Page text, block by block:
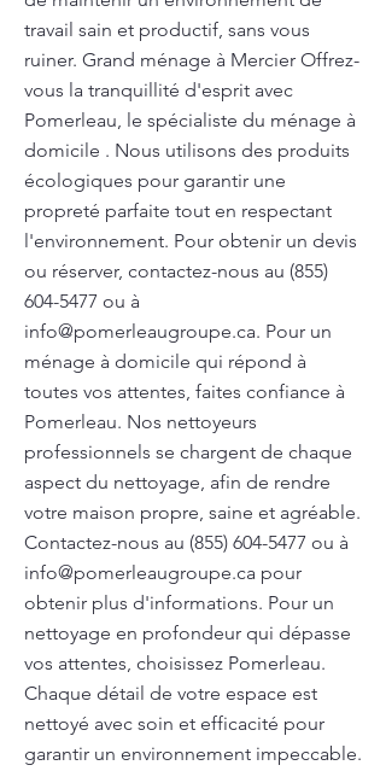
travail sain et productif, sans vous
ruiner. Grand ménage à Mercier Offrez-
vous la tranquillité d'esprit avec
Pomerleau, le spécialiste du ménage à
domicile . Nous utilisons des produits
écologiques pour garantir une
propreté parfaite tout en respectant
l'environnement. Pour obtenir un devis
ou réserver, contactez-nous au (855)
604-5477 ou à
info@pomerleaugroupe.ca. Pour un
ménage à domicile qui répond à
toutes vos attentes, faites confiance à
Pomerleau. Nos nettoyeurs
professionnels se chargent de chaque
aspect du nettoyage, afin de rendre
votre maison propre, saine et agréable.
Contactez-nous au (855) 604-5477 ou à
info@pomerleaugroupe.ca pour
obtenir plus d'informations. Pour un
nettoyage en profondeur qui dépasse
vos attentes, choisissez Pomerleau.
Chaque détail de votre espace est
nettoyé avec soin et efficacité pour
garantir un environnement impeccable.